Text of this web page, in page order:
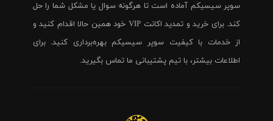
سوپر سیسیکم آماده است تا هرگونه سوال یا مشکل شما را حل
کند. برای خرید و تمدید اکانت VIP خود همین حالا اقدام کنید و
از خدمات با کیفیت سوپر سیسیکم بهره‌برداری کنید. برای
اطلاعات بیشتر، با تیم پشتیبانی ما تماس بگیرید.